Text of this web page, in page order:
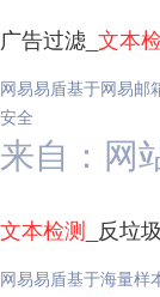
广告过滤_ 文本
网易易盾基于网易邮
安全
来自：网
文本检测 _反垃
网易易盾基于海量样